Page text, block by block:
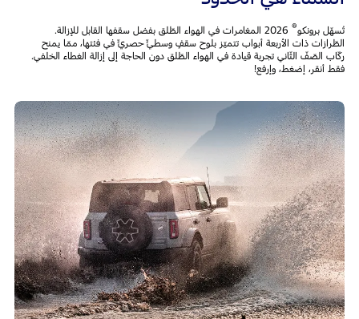
تُسهّل برونكو®
2026 المغامرات في الهواء الطّلق بفضل سقفها القابل للإزالة.
الطّرازات ذات الأربعة أبواب تتميّز بلوح سقفٍ وسطيٍّ حصريٍّ في فئتها، ممّا يمنح
ركّاب الصّفّ الثّاني تجربة قيادة في الهواء الطّلق دون الحاجة إلى إزالة الغطاء الخلفي.
فقط أنقر، إضغط، وإرفع!